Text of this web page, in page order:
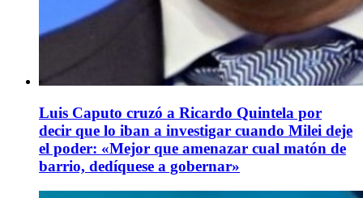
Luis Caputo cruzó a Ricardo Quintela por
decir que lo iban a investigar cuando Milei deje
el poder: «Mejor que amenazar cual matón de
barrio, dedíquese a gobernar»